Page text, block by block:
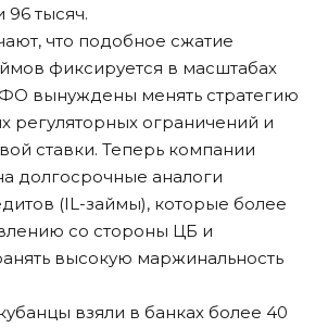
96 тысяч.
что подобное сжатие
фиксируется в масштабах
вынуждены менять стратегию
регуляторных ограничений и
ставки. Теперь компании
долгосрочные аналоги
(IL-займы), которые более
со стороны ЦБ и
высокую маржинальность
взяли в банках более 40